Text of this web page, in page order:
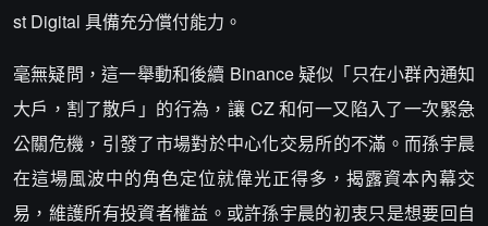
st Digital 具備充分償付能力。
毫無疑問，這一舉動和後續 Binance 疑似「只在小群內通知
大戶，割了散戶」的行為，讓 CZ 和何一又陷入了一次緊急
公關危機，引發了市場對於中心化交易所的不滿。而孫宇晨
在這場風波中的角色定位就偉光正得多，揭露資本內幕交
易，維護所有投資者權益。或許孫宇晨的初衷只是想要回自